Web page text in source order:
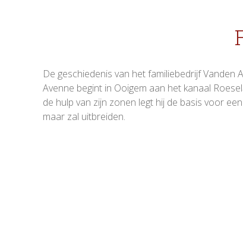
De geschiedenis van het familiebedrijf
Avenne begint in Ooigem aan het kanaal
de hulp van zijn zonen legt hij de basis voor
maar zal uitbreiden.